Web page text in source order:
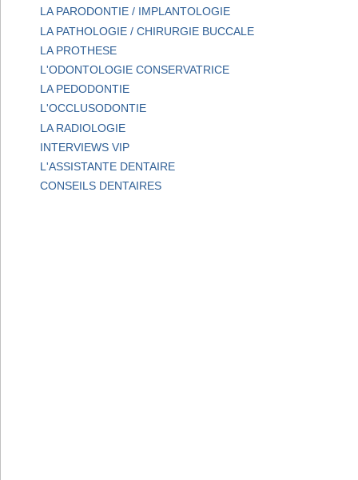
LA PARODONTIE / IMPLANTOLOGIE
LA PATHOLOGIE / CHIRURGIE BUCCALE
LA PROTHESE
L'ODONTOLOGIE CONSERVATRICE
LA PEDODONTIE
L'OCCLUSODONTIE
LA RADIOLOGIE
INTERVIEWS VIP
L'ASSISTANTE DENTAIRE
CONSEILS DENTAIRES